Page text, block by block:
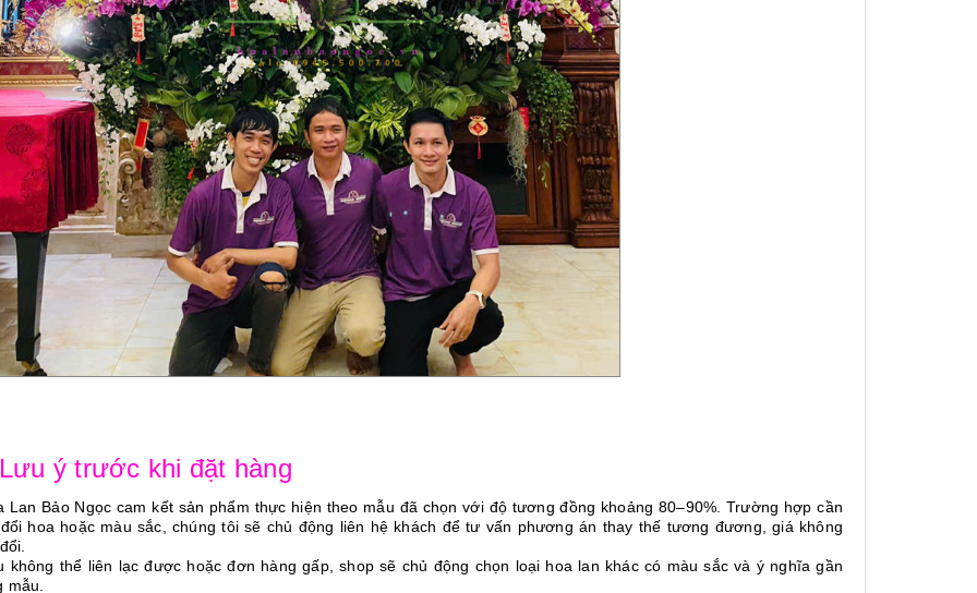
ý trước khi đặt hàng
Lan Bảo Ngọc cam kết sản phẩm thực hiện theo mẫu đã chọn với độ tương đồng khoảng 80–90%. Trường hợp cần
hoa hoặc màu sắc, chúng tôi sẽ chủ động liên hệ khách để tư vấn phương án thay thế tương đương, giá không
không thể liên lạc được hoặc đơn hàng gấp, shop sẽ chủ động chọn loại hoa lan khác có màu sắc và ý nghĩa gần
mẫu.